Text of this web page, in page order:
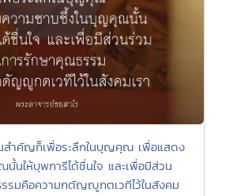
สำคัญก็เพื่อระลึกในบุญคุณ เพื่อแสดง
นให้บุพการีได้ชื่นใจ และเพื่อมีส่วน
รมคือความกตัญญูกตเวทีไว้ในสังคม